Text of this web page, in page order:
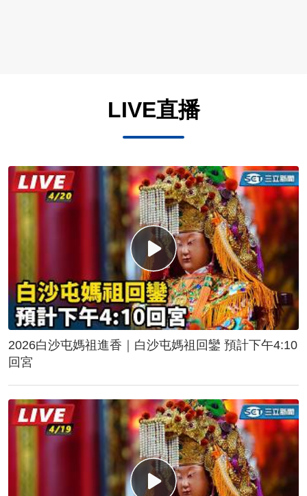
LIVE直播
2026白沙屯媽祖進香｜白沙屯媽祖回鑾 預計下午4:10
回宮